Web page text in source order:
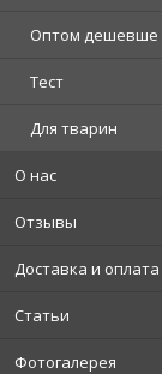
Оптом дешевше
Тест
Для тварин
О нас
Отзывы
Доставка и оплата
Статьи
Фотогалерея